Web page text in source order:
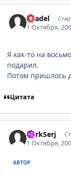
Shadel
1 Октября,
Я как-то на
подарил.
Потом пришлось
Цитата
DarkSerj
1 Октября,
АВТОР